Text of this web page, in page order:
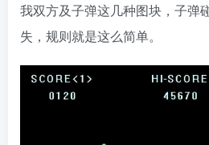
我双方及子弹这几种图块，子弹
失，规则就是这么简单。